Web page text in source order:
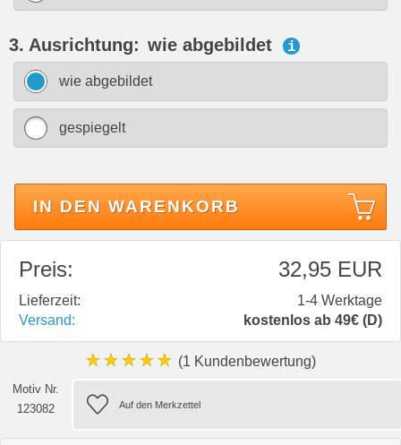
3. Ausrichtung: wie abgebildet i
wie abgebildet
gespiegelt
IN DEN WARENKORB
Preis: 32,95 EUR
Lieferzeit:
1-4 Werktage
Versand:
kostenlos ab 49€ (D)
★★★★★ (1 Kundenbewertung)
Motiv Nr.
123082